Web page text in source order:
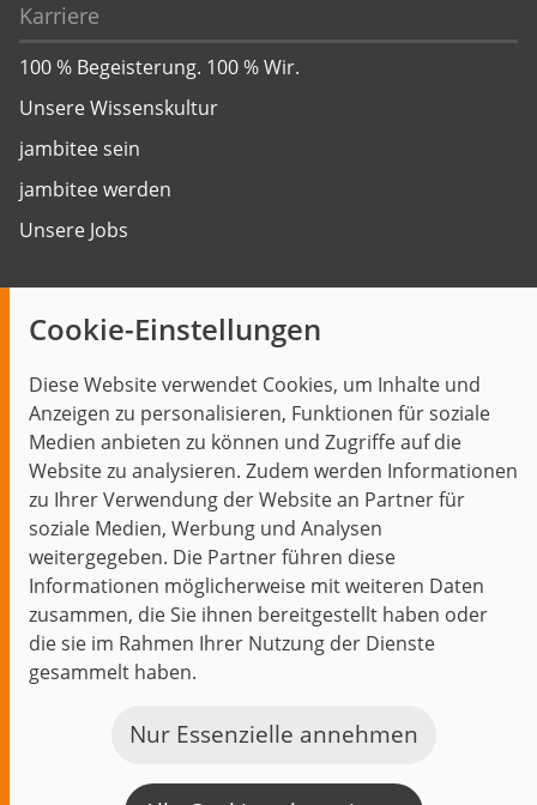
Cookie-Einstellungen
Diese Website verwendet Cookies, um Inhalte und
Anzeigen zu personalisieren, Funktionen für soziale
Medien anbieten zu können und Zugriffe auf die
Website zu analysieren. Zudem werden Informationen
zu Ihrer Verwendung der Website an Partner für
soziale Medien, Werbung und Analysen
weitergegeben. Die Partner führen diese
Informationen möglicherweise mit weiteren Daten
zusammen, die Sie ihnen bereitgestellt haben oder
die sie im Rahmen Ihrer Nutzung der Dienste
gesammelt haben.
Nur Essenzielle annehmen
Karriere
100 % Begeisterung. 100 % Wir.
Unsere Wissenskultur
jambitee sein
jambitee werden
Unsere Jobs
Themen im Fokus
Events
Start Datenschutz Impressum
Kontakt
jambit auf instagramjambit auf kununujambit auf linkedin
© 1999–2026 jambit GmbH. Alle Rechte vorbehalten.